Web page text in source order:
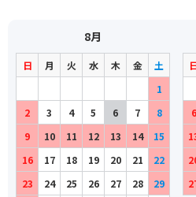
8月
日 月 火 水 木 金
土
1
2
3 4 5 6 7
8
9
10 11 12 13 14
15
16
17 18 19 20 21
22
23
24 25 26 27 28 29
6